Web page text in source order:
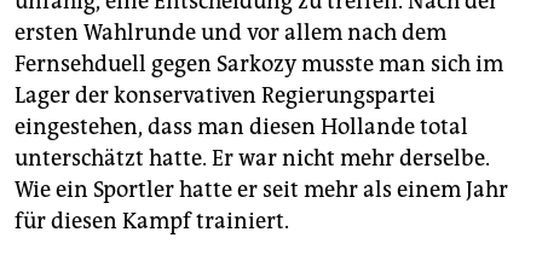
ersten Wahlrunde und vor allem nach dem
Fernsehduell gegen Sarkozy musste man sich im
Lager der konservativen Regierungspartei
eingestehen, dass man diesen Hollande total
unterschätzt hatte. Er war nicht mehr derselbe.
Wie ein Sportler hatte er seit mehr als einem Jahr
für diesen Kampf trainiert.